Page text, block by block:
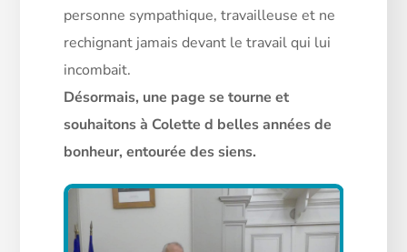
personne sympathique, travailleuse et ne
rechignant jamais devant le travail qui lui
incombait.
Désormais, une page se tourne et
souhaitons à Colette d belles années de
bonheur, entourée des siens.